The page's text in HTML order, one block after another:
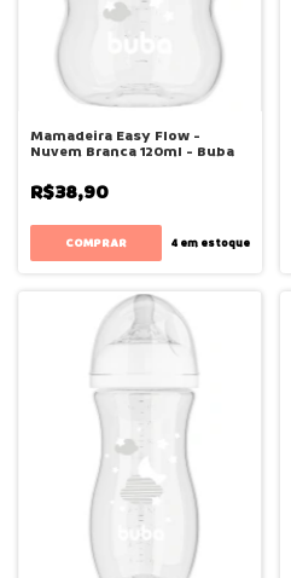
Mamadeira Easy Flow -
Nuvem Branca 120ml - Buba
R$38,90
4em estoque